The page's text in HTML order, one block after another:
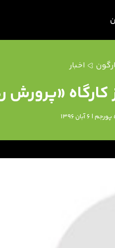
اخبار
«پرورش
| 6 آبان 1396